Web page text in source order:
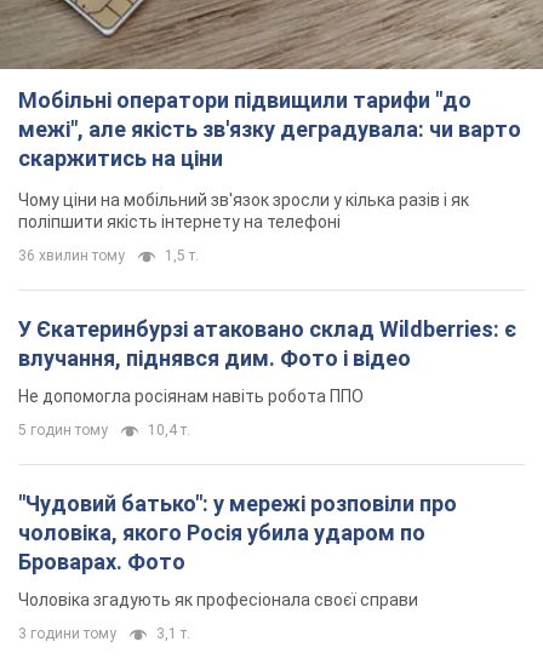
Мобільні оператори підвищили тарифи "до
межі", але якість зв'язку деградувала: чи варто
скаржитись на ціни
Чому ціни на мобільний зв'язок зросли у кілька разів і як
поліпшити якість інтернету на телефоні
36 хвилин тому 1,5 т.
У Єкатеринбурзі атаковано склад Wildberries: є
влучання, піднявся дим. Фото і відео
Не допомогла росіянам навіть робота ППО
5 годин тому 10,4 т.
"Чудовий батько": у мережі розповіли про
чоловіка, якого Росія убила ударом по
Броварах. Фото
Чоловіка згадують як професіонала своєї справи
3 години тому 3,1 т.